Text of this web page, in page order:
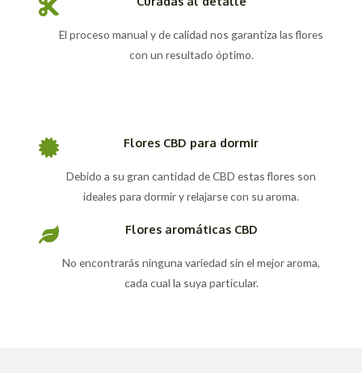
El proceso manual y de calidad nos garantiza las flores
con un resultado óptimo.
Flores CBD para dormir
Debido a su gran cantidad de CBD estas flores son
ideales para dormir y relajarse con su aroma.
Flores aromáticas CBD
No encontrarás ninguna variedad sin el mejor aroma,
cada cual la suya particular.